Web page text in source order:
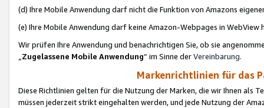
(d) Ihre Mobile Anwendung darf nicht die Funktion von Amazons
(e) Ihre Mobile Anwendung darf keine Amazon-Webpages in WebView
Wir prüfen Ihre Anwendung und benachrichtigen Sie, ob sie
„Zugelassene Mobile Anwendung“ im Sinne derVereinbarung.
Markenrichtlinien für das
Diese Richtlinien gelten für die Nutzung der Marken, die wir Ihnen als
müssen jederzeit strikt eingehalten werden, und jede Nutzung der